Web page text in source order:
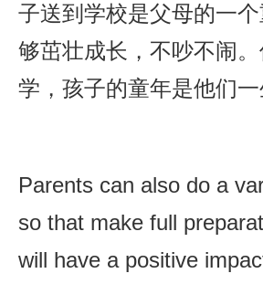
子送到学校是父母的一
够茁壮成长，不吵不闹
学，孩子的童年是他们
Parents can also do a
so that make full
will have a positive